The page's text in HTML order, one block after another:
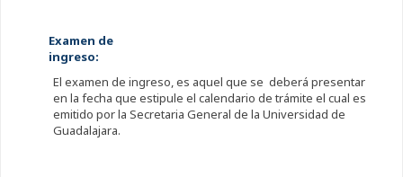
Examen de
ingreso:
El examen de ingreso, es aquel que se deberá presentar
en la fecha que estipule el calendario de trámite el cual es
emitido por la Secretaria General de la Universidad de
Guadalajara.